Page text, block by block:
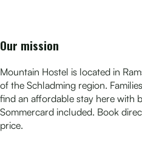
Our mission
Mountain Hostel is located in
of the Schladming region.
find an affordable stay here with
Sommercard included. Book
price.